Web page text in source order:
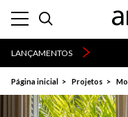
LANÇAMENTOS
Página inicial Projetos